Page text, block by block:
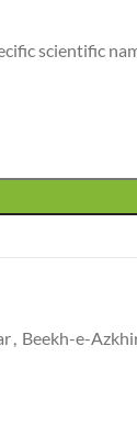
scientific
, Beekh-e-